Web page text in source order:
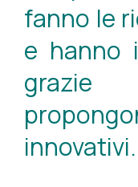
fanno le
e hanno
innovativi.